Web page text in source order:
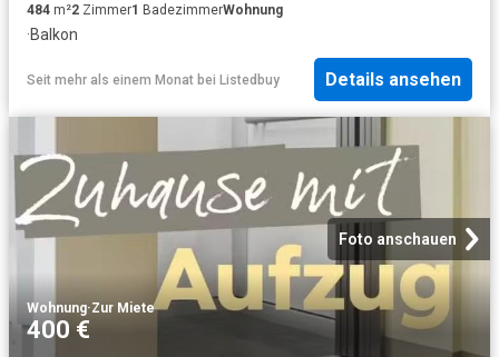
484 m²2 Zimmer1 BadezimmerWohnung
·Balkon
Seit mehr als einem Monat bei Listedbuy Details ansehen
Foto anschauen
Wohnung·Zur Miete
400 €